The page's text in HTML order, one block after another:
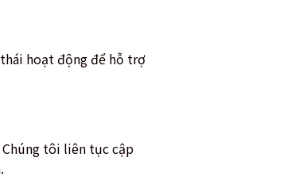
hoạt động để hỗ trợ
Chúng tôi liên tục cập